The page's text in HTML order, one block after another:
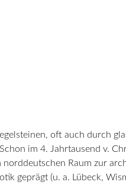
oft auch durch
im 4. Jahrtausend v.
Raum zur
geprägt (u. a. Lübeck,